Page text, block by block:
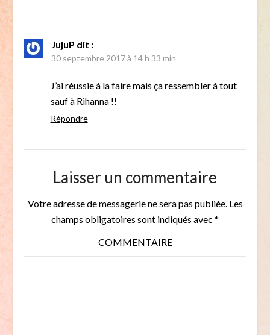
JujuP dit :
30 septembre 2017 à 14 h 33 min
J’ai réussie à la faire mais ça ressembler à tout
sauf à Rihanna !!
Répondre
Laisser un commentaire
Votre adresse de messagerie ne sera pas publiée.Les
champs obligatoires sont indiqués avec *
COMMENTAIRE